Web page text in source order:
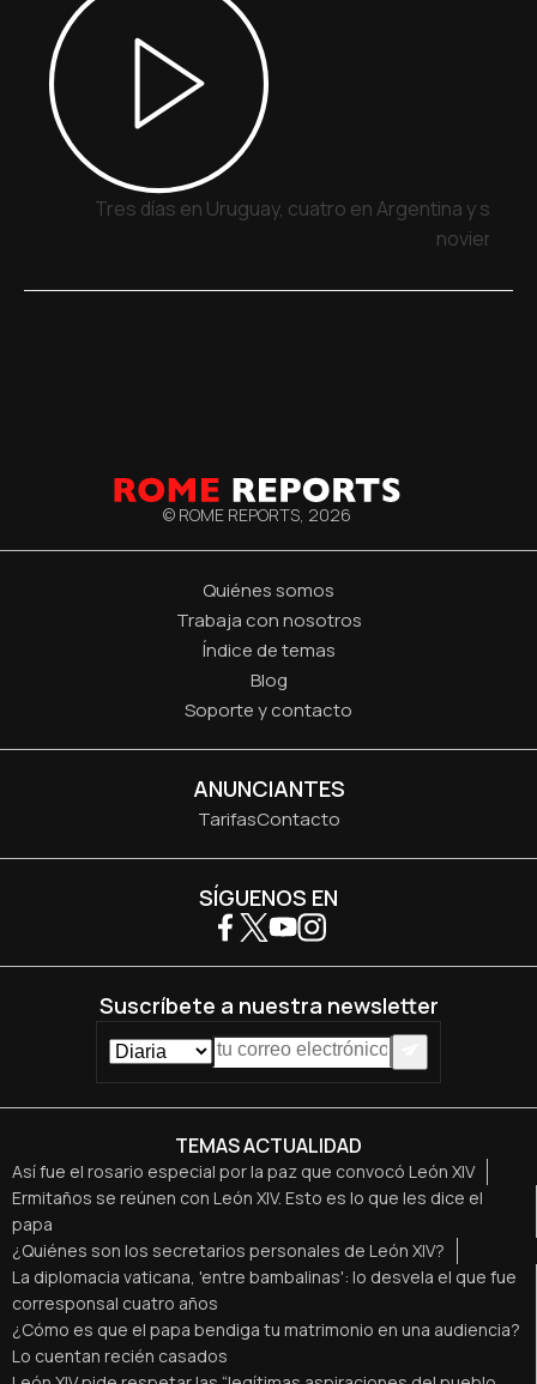
Tres días en Uruguay, cuatro en Argentina y siete
noviembre
© ROME REPORTS, 2026
Quiénes somos
Trabaja con nosotros
Índice de temas
Blog
Soporte y contacto
ANUNCIANTES
TarifasContacto
TEMAS ACTUALIDAD
Así fue el rosario especial por la paz que convocó León XIV
Ermitaños se reúnen con León XIV. Esto es lo que les dice el
papa
¿Quiénes son los secretarios personales de León XIV?
La diplomacia vaticana, 'entre bambalinas': lo desvela el que fue
corresponsal cuatro años
¿Cómo es que el papa bendiga tu matrimonio en una audiencia?
Lo cuentan recién casados
SÍGUENOS EN
Suscríbete a nuestra newsletter